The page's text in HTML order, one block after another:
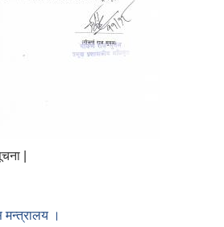
|
मन्त्रालय ।